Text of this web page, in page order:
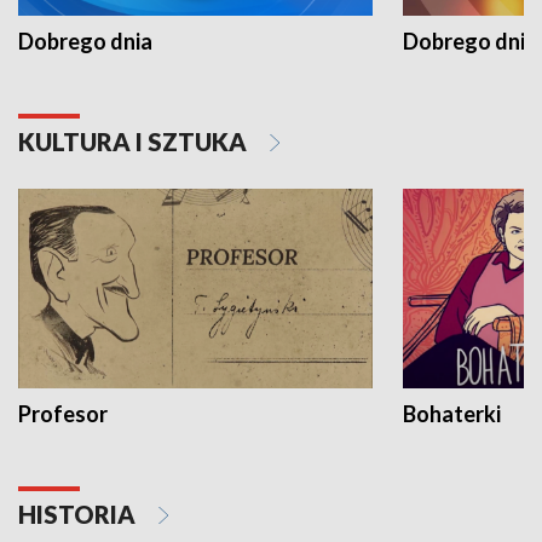
Dobrego dnia Dobrego dnia
KULTURA I SZTUKA
Profesor Bohaterki
HISTORIA